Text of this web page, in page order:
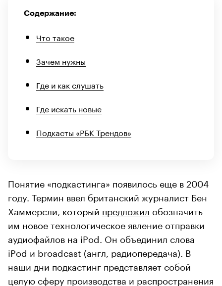
Содержание:
Что такое
Зачем нужны
Где и как слушать
Где искать новые
Подкасты «РБК Трендов»
Понятие «подкастинга» появилось еще в 2004
году. Термин ввел британский журналист Бен
Хаммерсли, который предложил обозначить
им новое технологическое явление отправки
аудиофайлов на iPod. Он объединил слова
iPod и broadcast (англ, радиопередача). В
наши дни подкастинг представляет собой
целую сферу производства и распространения